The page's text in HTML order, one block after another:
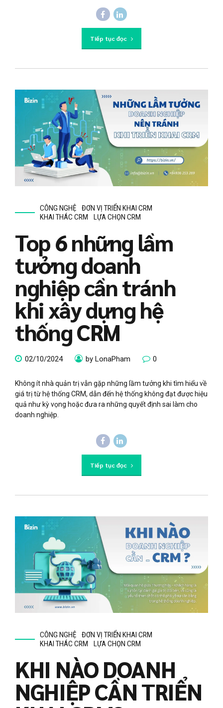
Tiếp tục đọc
CÔNG NGHỆ
ĐƠN VỊ TRIỂN KHAI CRM
KHAI THÁC CRM
LỰA CHỌN CRM
Top 6 những lầm
tưởng doanh
nghiệp cần tránh
khi xây dựng hệ
thống CRM
02/10/2024 by LonaPham 0
Không ít nhà quản trị vẫn gặp những lầm tưởng khi tìm hiểu về
giá trị từ hệ thống CRM, dẫn đến hệ thống không đạt được hiệu
quả như kỳ vọng hoặc đưa ra những quyết định sai làm cho
doanh nghiệp.
Tiếp tục đọc
CÔNG NGHỆ
ĐƠN VỊ TRIỂN KHAI CRM
KHAI THÁC CRM
LỰA CHỌN CRM
KHI NÀO DOANH
NGHIỆP CẦN TRIỂN